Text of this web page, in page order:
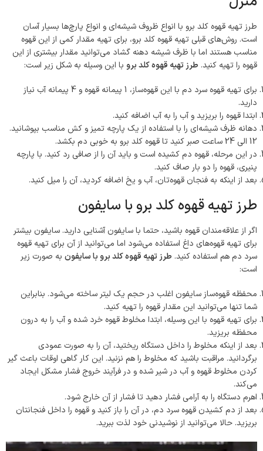
طرز تهیه قهوه کلد برو با انواع ظروف شیشه‌ای و انواع پارچ‌ها بسیار آسان
است. روش‌های قبلی تهیه قهوه کلد برو، برای تهیه مقدار کمی از این قهوه
مناسب هستند اما با ظرف شیشه دهنه گشاد می‌توانید مقدار بیشتری از این
قهوه را تهیه کنید. طرز تهیه قهوه کلد برو با این وسیله به شکل زیر است:
برای تهیه قهوه سرد دم با این قهوه‌ساز، 1 پیمانه قهوه و 4 پیمانه آب نیاز
دارید.
ابتدا قهوه را بریزید و آب را به آب اضافه کنید.
دهانه ظرف شیشه‌ای را با استفاده از یک پارچه تمیز و کش مناسب بپوشانید.
12 الی 24 ساعت صبر کنید تا قهوه کلد برو به خوبی دم بکشد.
در این مرحله، قهوه دم کشیده است و باید آن را از صافی رد کنید. با پارچه
پنیری، قهوه را دو بار صاف کنید.
بعد از اینکه به فنجان قهوه‌تان، آب و یخ اضافه کردید، آن را میل کنید.
طرز تهیه قهوه کلد برو با سایفون
اگر از علاقه‌مندان قهوه باشید، حتما با سایفون آشنایی دارید. سایفون بیشتر
برای تهیه قهوه‌های داغ استفاده می‌شود اما می‌توانید از آن برای تهیه قهوه
سرد دم هم استفاده کنید. طرز تهیه قهوه کلد برو با سایفون به صورت زیر
است:
محفظه قهوه‌ساز سایفون اغلب در حجم یک لیتر ساخته می‌شود. بنابراین
شما تنها می‌توانید این مقدار قهوه را تهیه کنید.
برای تهیه قهوه با این وسیله، ابتدا مخلوط قهوه خرد شده و آب را به درون
محفظه بریزید.
بعد از اینکه مخلوط را داخل دستگاه ریختید، آن را به صورت عمودی
برگردانید. مراقبت باشید که مخلوط را هم نزنید. این کار گاهی اوقات باعث گیر
کردن مخلوط قهوه و آب در شیر شده و در فرآیند خروج فشار مشکل ایجاد
می‌کند.
اهرم دستگاه را به آرامی فشار دهید تا فشار از آن خارج شود.
بعد از دم کشیدن قهوه سرد دم، در آن را باز کنید و قهوه را داخل فنجانتان
بریزید. حالا می‌توانید از نوشیدنی خود لذت ببرید.